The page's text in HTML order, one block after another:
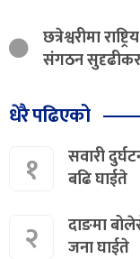
छत्रेश्वरीमा
संगठन
धेरै पढिएको
१
सवारी
बढि घाईते
२
दाङमा
जना घाईते